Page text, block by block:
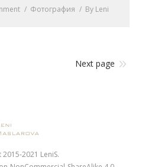
Фотография By Leni
Next page
2021 LeniS.